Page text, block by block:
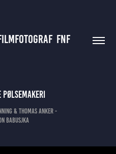
FNF
pølsemakeri
& Thomas Anker -
Babusjka